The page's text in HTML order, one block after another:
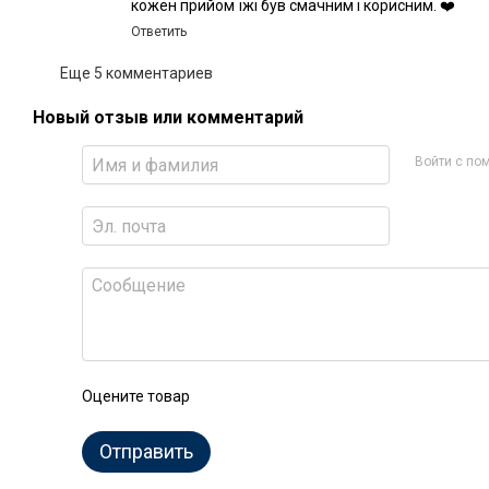
кожен прийом їжі був смачним і корисним. ❤️
Ответить
Еще 5 комментариев
Новый отзыв или комментарий
Войти с
Оцените товар
Отправить